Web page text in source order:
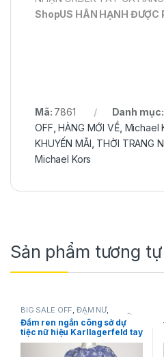
ShopUS HÂN HẠNH ĐƯỢC
Mã: 7861 Danh
OFF ,HÀNG MỚI VỀ, Michael
KHUYẾN MÃI THỜI TRANG
Michael Kors
Sản phẩm tương tự
BIG SALE OFF,ĐẦM NỮ,
Karllagerfeld ,THỜI TRANG NỮ
Đầm ren ngắn công sở dự
tiệc nữ hiệu Karllagerfeld tay
ngắn màu xanh họa tiết hoa
size 4 chính hãng